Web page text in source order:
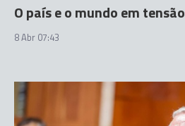
O país e o mundo em tensão
8 Abr 07:43